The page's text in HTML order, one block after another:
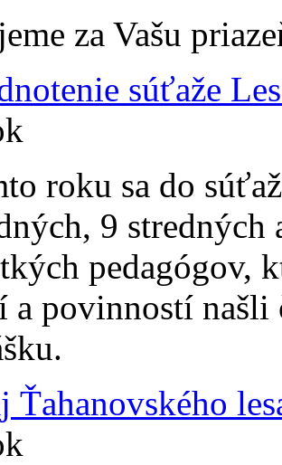
za Vašu
súťaže
roku sa do
9 stredných
pedagógov,
a povinností
Ťahanovského